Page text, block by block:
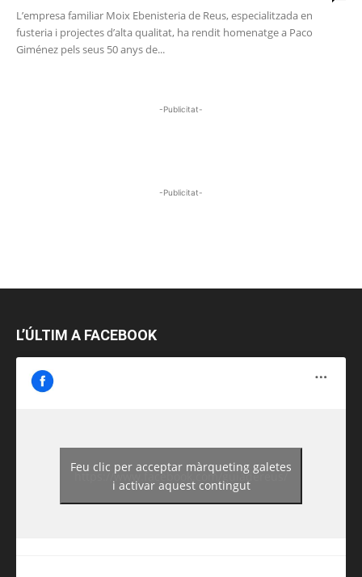
L’empresa familiar Moix Ebenisteria de Reus, especialitzada en
fusteria i projectes d’alta qualitat, ha rendit homenatge a Paco
Giménez pels seus 50 anys de...
-Publicitat-
-Publicitat-
L’ÚLTIM A FACEBOOK
https://www.facebook.com/guiadereus/
Feu clic per acceptar màrqueting galetes
i activar aquest contingut